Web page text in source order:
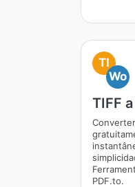
TI
Wo
TIFF
PDF.to.